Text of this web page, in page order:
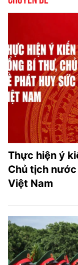
Thực hiện ý
Chủ tịch
Việt Nam